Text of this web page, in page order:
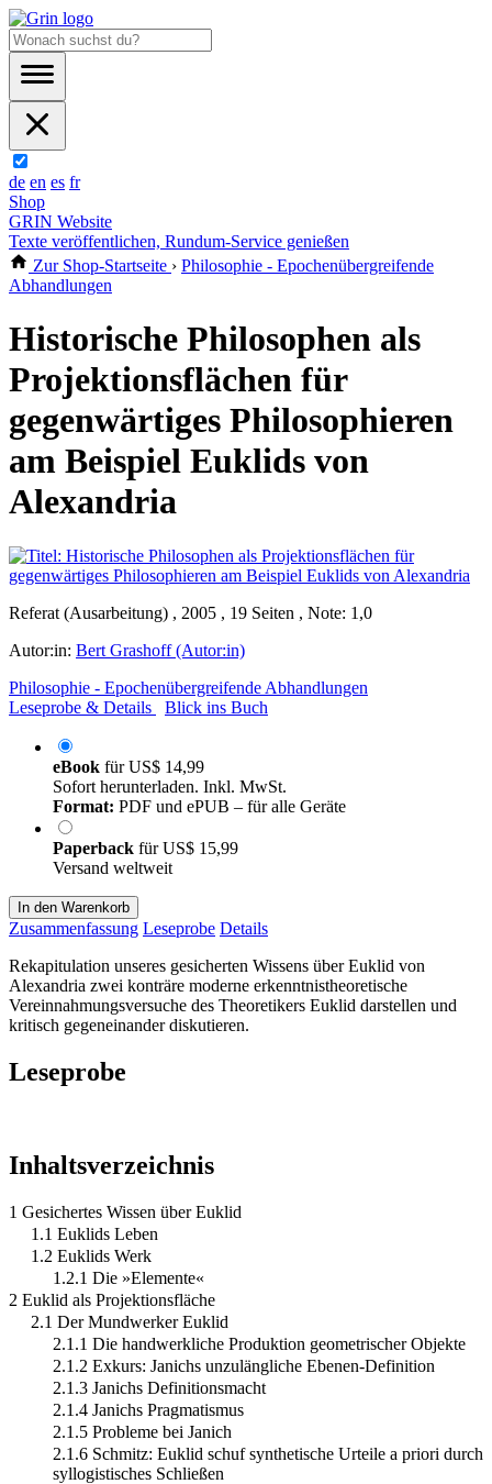
de en es fr
Shop
GRIN Website
Texte veröffentlichen, Rundum-Service genießen
Zur Shop-Startseite › Philosophie - Epochenübergreifende
Abhandlungen
Historische Philosophen als
Projektionsflächen für
gegenwärtiges Philosophieren
am Beispiel Euklids von
Alexandria
Referat (Ausarbeitung) , 2005 , 19 Seiten , Note: 1,0
Autor:in: Bert Grashoff (Autor:in)
Philosophie - Epochenübergreifende Abhandlungen
Leseprobe & Details
Blick ins Buch
eBook fürUS$ 14,99
Sofort herunterladen. Inkl. MwSt.
Format: PDF und ePUB – für alle Geräte
Paperback fürUS$ 15,99
Versand weltweit
In den Warenkorb
Zusammenfassung Leseprobe Details
Rekapitulation unseres gesicherten Wissens über Euklid von
Alexandria zwei konträre moderne erkenntnistheoretische
Vereinnahmungsversuche des Theoretikers Euklid darstellen und
kritisch gegeneinander diskutieren.
Leseprobe
Inhaltsverzeichnis
1 Gesichertes Wissen über Euklid
1.1 Euklids Leben
1.2 Euklids Werk
1.2.1 Die »Elemente«
2 Euklid als Projektionsfläche
2.1 Der Mundwerker Euklid
2.1.1 Die handwerkliche Produktion geometrischer Objekte
2.1.2 Exkurs: Janichs unzulängliche Ebenen-Definition
2.1.3 Janichs Definitionsmacht
2.1.4 Janichs Pragmatismus
2.1.5 Probleme bei Janich
2.1.6 Schmitz: Euklid schuf synthetische Urteile a priori durch
syllogistisches Schließen